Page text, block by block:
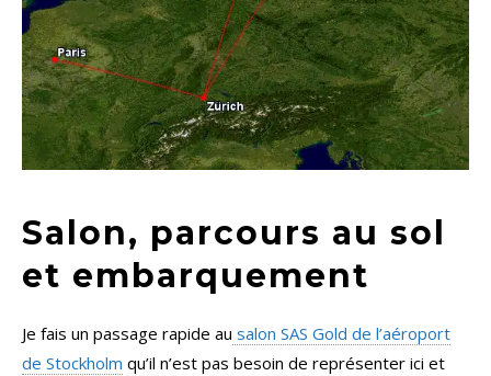
Salon, parcours au sol
et embarquement
Je fais un passage rapide au salon SAS Gold de l’aéroport
de Stockholm qu’il n’est pas besoin de représenter ici et